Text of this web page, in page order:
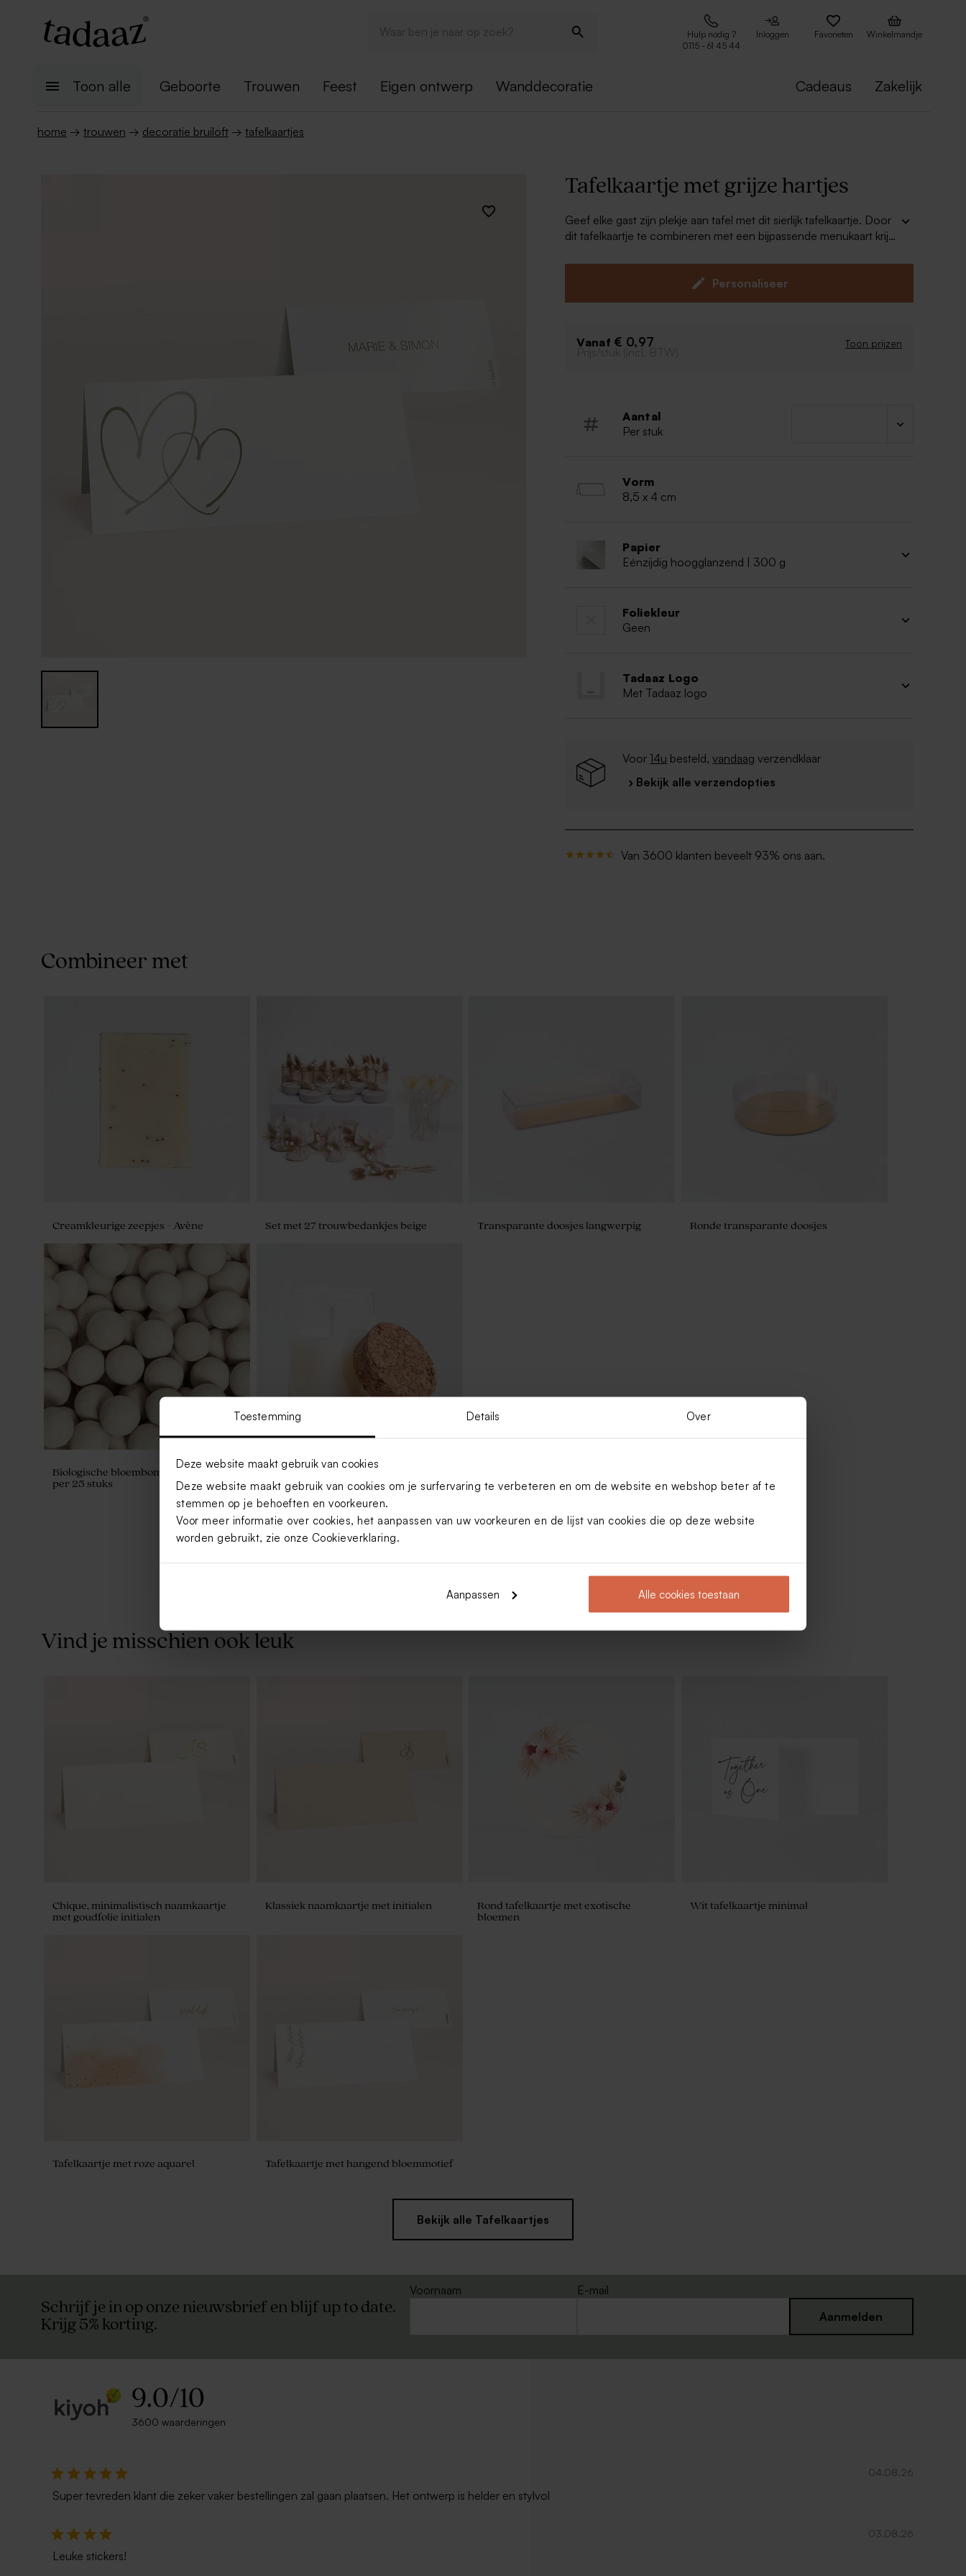
Toestemming Details Over
Deze website maakt gebruik van cookies
Deze website maakt gebruik van cookies om je surfervaring te verbeteren en om de website en webshop beter af te
stemmen op je behoeften en voorkeuren.
Voor meer informatie over cookies, het aanpassen van uw voorkeuren en de lijst van cookies die op deze website
worden gebruikt, zie onze Cookieverklaring.
Aanpassen Alle cookies toestaan
Hulp nodig ?
0115 - 61 45 44
Inloggen Favorieten Winkelmandje
Toon alle Geboorte Trouwen Feest Eigen ontwerp Wanddecoratie Cadeaus Zakelijk
home → trouwen → decoratie bruiloft → tafelkaartjes
Tafelkaartje met grijze hartjes
Geef elke gast zijn plekje aan tafel met dit sierlijk tafelkaartje. Door
dit tafelkaartje te combineren met een bijpassende menukaart krijg
Personaliseer
Vanaf € 0,97 Toon prijzen
Prijs/stuk (incl. BTW)
Aantal
Per stuk
Vorm
8,5 x 4 cm
Papier
Eénzijdig hoogglanzend | 300 g
Foliekleur
Geen
Tadaaz Logo
Met Tadaaz logo
Voor14u besteld,vandaag verzendklaar
› Bekijk alle verzendopties
Van 3600 klanten beveelt 93% ons aan.
Combineer met
Creamkleurige zeepjes - Avène Set met 27 trouwbedankjes beige Transparante doosjes langwerpig Ronde transparante doosjes
Biologische bloembommetjes beige
per 25 stuks
Kaarsje in glazen potje met kurken
deksel
Glazen spray flesje met houten dop
Set van 6 glazen potjes met kurk
Zakje wafelstof ivoor
Vind je misschien ook leuk
Chique, minimalistisch naamkaartje
met goudfolie initialen
Klassiek naamkaartje met initialen
Rond tafelkaartje met exotische
bloemen
Wit tafelkaartje minimal
Tafelkaartje met roze aquarel Tafelkaartje met hangend bloemmotief
Bekijk alle Tafelkaartjes
Schrijf je in op onze nieuwsbrief en blijf up to date.
Krijg 5% korting.
Voornaam
E-mail
Aanmelden
9.0/10
3600 waarderingen
04.08.26
Super tevreden klant die zeker vaker bestellingen zal gaan plaatsen. Het ontwerp is helder en stylvol
03.08.26
Leuke stickers!